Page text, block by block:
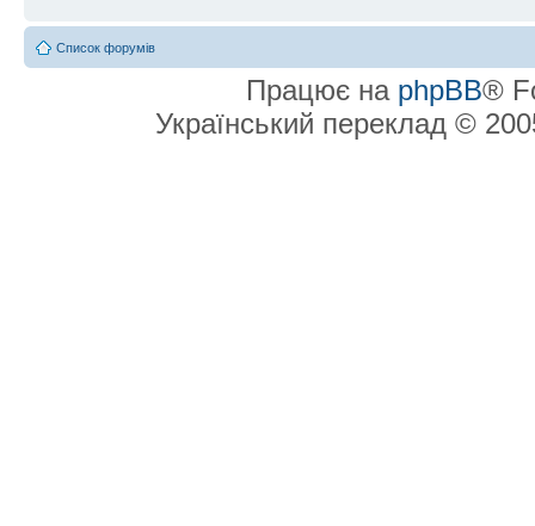
Список форумів
Працює на phpBB®
Український переклад ©